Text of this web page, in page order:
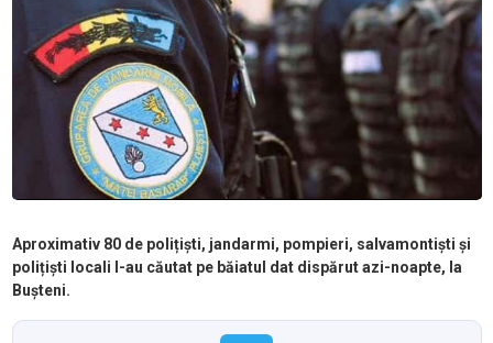
Aproximativ 80 de polițiști, jandarmi, pompieri, salvamontiști și
polițiști locali l-au căutat pe băiatul dat dispărut azi-noapte, la
Bușteni.